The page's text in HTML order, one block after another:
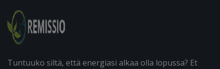
Tuntuuko siltä, että energiasi alkaa olla lopussa? Et